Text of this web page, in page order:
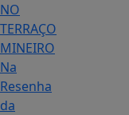
NO
TERRAÇO
MINEIRO
Na
Resenha
da